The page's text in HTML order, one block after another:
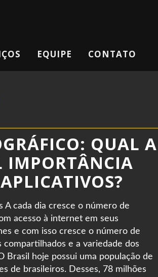
EQUIPE CONTATO
QUAL A
IMPORTÂNCIA
A cada dia cresce o número de
acesso à internet em seus
e com isso cresce o número de
compartilhados e a variedade dos
Brasil hoje possui uma população de
de brasileiros. Desses, 78 milhões